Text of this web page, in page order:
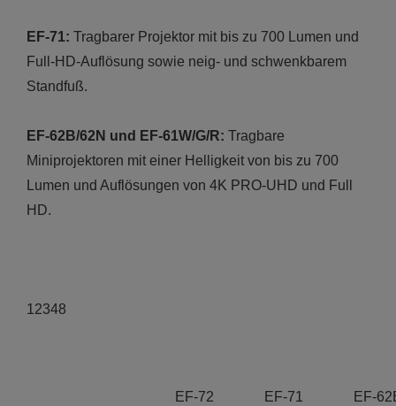
EF-71: Tragbarer Projektor mit bis zu 700 Lumen und
Full-HD-Auflösung sowie neig- und schwenkbarem
Standfuß.
EF-62B/62N und EF-61W/G/R: Tragbare
Miniprojektoren mit einer Helligkeit von bis zu 700
Lumen und Auflösungen von 4K PRO-UHD und Full
HD.
12348
EF-72 EF-71 EF-